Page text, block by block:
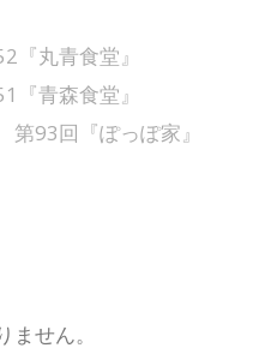
丸青食堂』
青森食堂』
93回『ぽっぽ家』
せん。